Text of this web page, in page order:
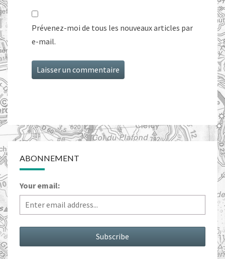
Prévenez-moi de tous les nouveaux articles par
e-mail.
ABONNEMENT
Your email: